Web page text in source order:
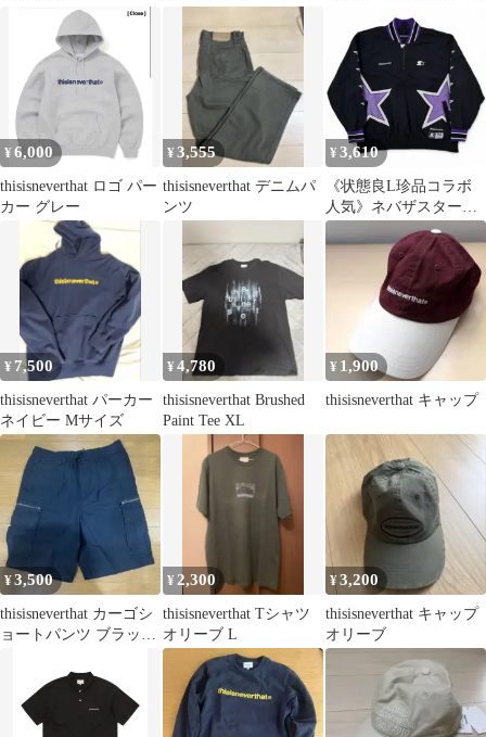
¥ 6,000
thisisneverthat ロゴ パー
カー グレー
¥3,555
thisisneverthat デニムパ
ンツ
¥ 3,610
《状態良L珍品コラボ
人気》ネバザスタータ
ーコラボハーフジップ
ジャンパーブルゾン
¥ 7,500
thisisneverthat パーカー
ネイビー Mサイズ
¥4,780
thisisneverthat Brushed
Paint Tee XL
¥ 1,900
thisisneverthat キャップ
¥3,500
thisisneverthat カーゴシ
ョートパンツ ブラック
¥ 2,300
thisisneverthat Tシャツ
オリーブ L
¥3,200
thisisneverthat キャップ
オリーブ